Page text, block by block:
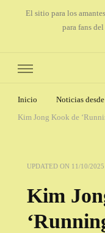
El sitio para los
para fans
Inicio
Noticias
Kim Jong Kook de
UPDATED ON 11/10/2025
Kim